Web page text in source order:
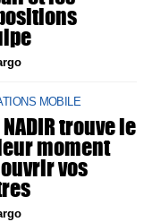
MOBILE
trouve le
moment
vos